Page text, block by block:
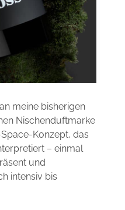
meine bisherigen
Nischenduftmarke
Konzept, das
– einmal
und
intensiv bis